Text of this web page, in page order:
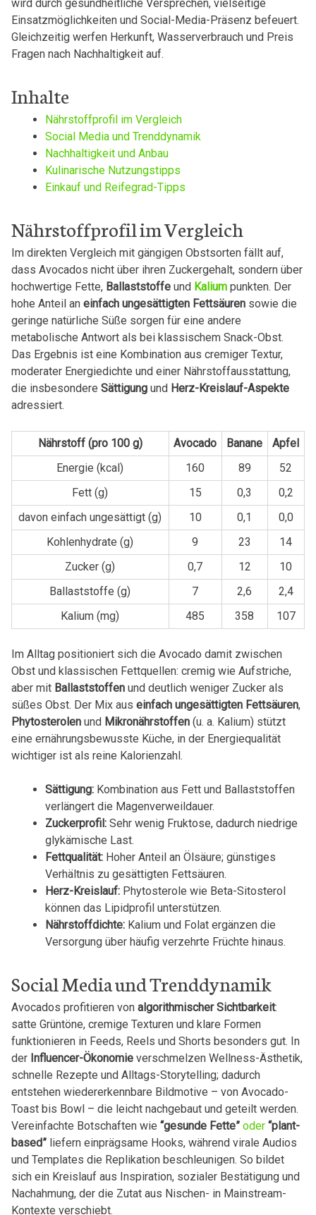
wird durch gesundheitliche Versprechen, vielseitige
Einsatzmöglichkeiten und Social-Media-Präsenz befeuert.
Gleichzeitig werfen Herkunft, Wasserverbrauch und Preis
Fragen nach Nachhaltigkeit auf.
Inhalte
Nährstoffprofil im Vergleich
Social Media und Trenddynamik
Nachhaltigkeit und Anbau
Kulinarische Nutzungstipps
Einkauf und Reifegrad-Tipps
Nährstoffprofil im Vergleich
Im direkten Vergleich mit gängigen Obstsorten fällt auf,
dass Avocados nicht über ihren Zuckergehalt, sondern über
hochwertige Fette, Ballaststoffeund Kalium punkten. Der
hohe Anteil an einfach ungesättigten Fettsäurensowie die
geringe natürliche Süße sorgen für eine andere
metabolische Antwort als bei klassischem Snack-Obst.
Das Ergebnis ist eine Kombination aus cremiger Textur,
moderater Energiedichte und einer Nährstoffausstattung,
die insbesondere Sättigungund Herz-Kreislauf-Aspekte
adressiert.
Nährstoff (pro 100 g) Avocado Banane
Apfel
Energie (kcal)
160 89
52
Fett (g)
15 0,3
0,2
davon einfach ungesättigt (g)
10 0,1
0,0
Kohlenhydrate (g)
9 23
14
Zucker (g)
0,7 12
10
Ballaststoffe (g)
7 2,6
2,4
Kalium (mg)
485 358 107
Im Alltag positioniert sich die Avocado damit zwischen
Obst und klassischen Fettquellen: cremig wie Aufstriche,
aber mit Ballaststoffenund deutlich weniger Zucker als
süßes Obst. Der Mix aus einfach ungesättigten Fettsäuren,
Phytosterolenund Mikronährstoffen(u. a. Kalium) stützt
eine ernährungsbewusste Küche, in der Energiequalität
wichtiger ist als reine Kalorienzahl.
Sättigung:Kombination aus Fett und Ballaststoffen
verlängert die Magenverweildauer.
Zuckerprofil:Sehr wenig Fruktose, dadurch niedrige
glykämische Last.
Fettqualität:Hoher Anteil an Ölsäure; günstiges
Verhältnis zu gesättigten Fettsäuren.
Herz-Kreislauf:Phytosterole wie Beta-Sitosterol
können das Lipidprofil unterstützen.
Nährstoffdichte:Kalium und Folat ergänzen die
Versorgung über häufig verzehrte Früchte hinaus.
Social Media und Trenddynamik
Avocados profitieren von algorithmischer Sichtbarkeit:
satte Grüntöne, cremige Texturen und klare Formen
funktionieren in Feeds, Reels und Shorts besonders gut. In
der Influencer-Ökonomieverschmelzen Wellness-Ästhetik,
schnelle Rezepte und Alltags-Storytelling; dadurch
entstehen wiedererkennbare Bildmotive – von Avocado-
Toast bis Bowl – die leicht nachgebaut und geteilt werden.
Vereinfachte Botschaften wie “gesunde Fette” oder “plant-
based”liefern einprägsame Hooks, während virale Audios
und Templates die Replikation beschleunigen. So bildet
sich ein Kreislauf aus Inspiration, sozialer Bestätigung und
Nachahmung, der die Zutat aus Nischen- in Mainstream-
Kontexte verschiebt.